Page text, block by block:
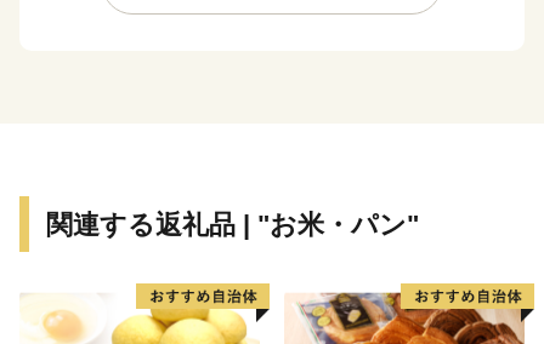
組みを楽しみつつ学ぶ場所として、観光客のみならず、
関連する返礼品 | "お米・パン"